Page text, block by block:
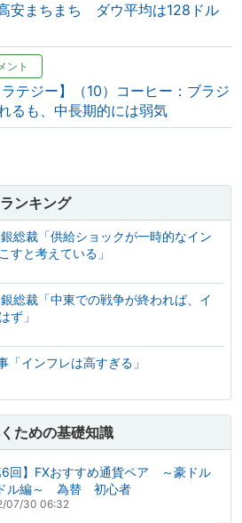
安まちまち ダウ平均は128ドル
ラテジー】（10）コーヒー：ブラジ
るも、中長期的には弱気
ンキング
銀総裁「供給ショックが一時的なイン
すと考えている」
銀総裁「中東での戦争が終われば、イ
ず」
「インフレは高すぎる」
ための基礎知識
6回】FXおすすめ通貨ペア ～豪ドル
ル編～ 為替 初心者
07/30 06:32